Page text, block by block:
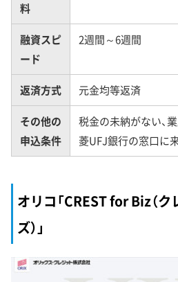
料
融資スピ
ード
2週間～6週間
返済方式 元金均等返済
その他の
申込条件
税金の未納がない、
菱UFJ銀行の窓口に
オリコ「CREST for Biz（
ズ）」